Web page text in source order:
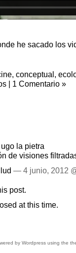
he sacado los
, conceptual,
| 1 Comentario »
la pietra
de visiones
— 4 junio, 2012
post.
at this time.
by Wordpress using the